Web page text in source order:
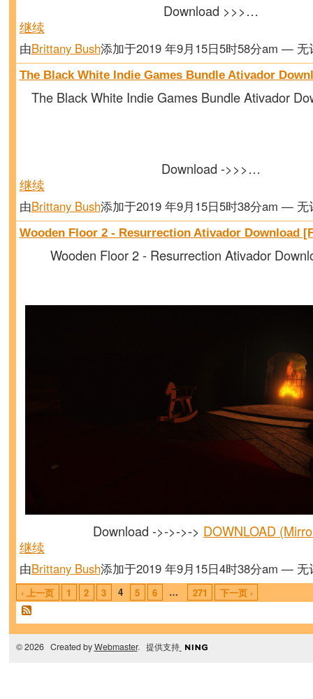
Download >>>…
继续
由Brittany Bush添加于2019 年9月15日5时58分am — 无
The Black White Indie Games Bundle Ativador
The Black White Indie Games Bundle Ativador
Download ->>>…
继续
由Brittany Bush添加于2019 年9月15日5时38分am — 无
Wooden Floor 2 - Resurrection Ativador Download
Wooden Floor 2 - Resurrection Ativador
Download ->->->-> DOWNLOAD
继续
由Brittany Bush添加于2019 年9月15日4时38分am — 无
‹ 上一页 1 2 3 4 5 6 … 271 下一页 ›
© 2026 Created byWebmaster. 提供支持